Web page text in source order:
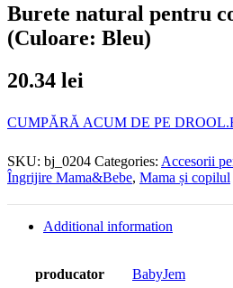
Burete natural pentru
(Culoare: Bleu)
20.34 lei
CUMPĂRĂ ACUM DE PE
SKU: bj_0204 Categories: Accesorii
Îngrijire Mama&Bebe, Mama și copilul
Additional information
producator BabyJem